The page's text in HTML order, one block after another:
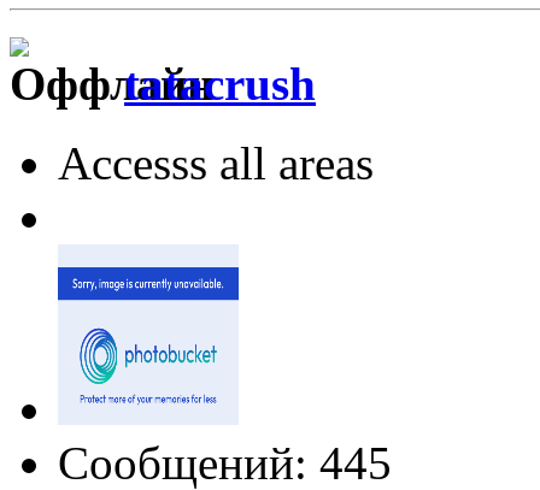
tatacrush
Accesss all areas
Сообщений: 445